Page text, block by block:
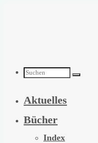
Suchen
nach:
Aktuelles
Bücher
Index